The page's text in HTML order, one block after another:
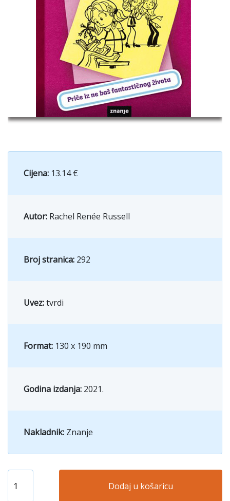
Cijena: 13.14 €
Autor: Rachel Renée Russell
Broj stranica: 292
Uvez:tvrdi
Format: 130 x 190 mm
Godina izdanja: 2021.
Nakladnik: Znanje
Dodaj u košaricu